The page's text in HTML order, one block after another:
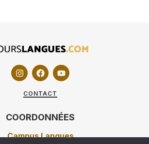
CONTACT
COORDONNÉES
Campus Langues